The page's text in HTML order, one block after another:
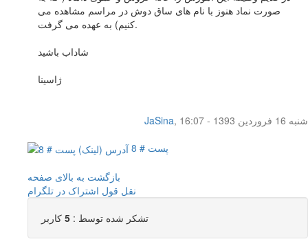
صورت نماد هنوز با نام های ساق دوش در مراسم مشاهده می
کنيم) به عهده می گرفت.
شاداب باشيد
ژاسينا
JaSina,
شنبه 16 فروردین 1393 - 16:07
پست # 8
بازگشت به بالای صفحه
نقل قول اشتراک در تلگرام
تشکر شده توسط : 5 کاربر